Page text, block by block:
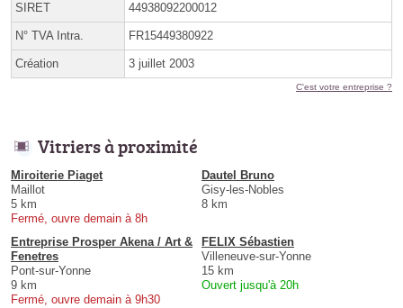
SIRET 44938092200012
N° TVA Intra. FR15449380922
Création 3 juillet 2003
C'est votre entreprise ?
Vitriers à proximité
Miroiterie Piaget
Maillot
5 km
Fermé, ouvre demain à 8h
Dautel Bruno
Gisy-les-Nobles
8 km
Entreprise Prosper Akena / Art &
Fenetres
Pont-sur-Yonne
9 km
Fermé, ouvre demain à 9h30
FELIX Sébastien
Villeneuve-sur-Yonne
15 km
Ouvert jusqu'à 20h